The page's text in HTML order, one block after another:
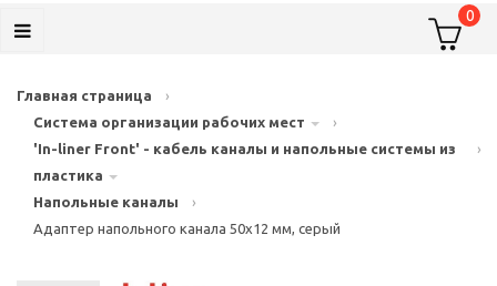
0
Главная страница
›
Система организации рабочих мест
›
'In-liner Front' - кабель каналы и напольные системы из
пластика
›
Напольные каналы
›
Адаптер напольного канала 50х12 мм, серый